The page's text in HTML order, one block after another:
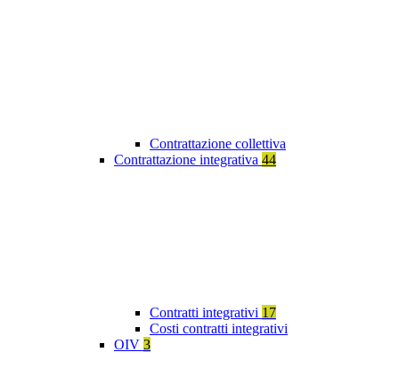
Contrattazione collettiva
Contrattazione integrativa 44
Contratti integrativi 17
Costi contratti integrativi
OIV 3